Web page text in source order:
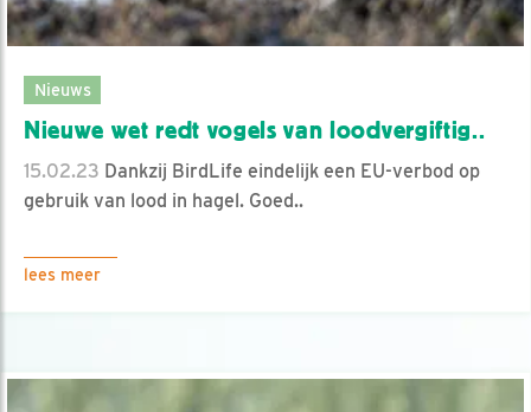
Nieuws
Nieuwe wet redt vogels van loodvergiftig..
15.02.23 Dankzij BirdLife eindelijk een EU-verbod op
gebruik van lood in hagel. Goed..
lees meer